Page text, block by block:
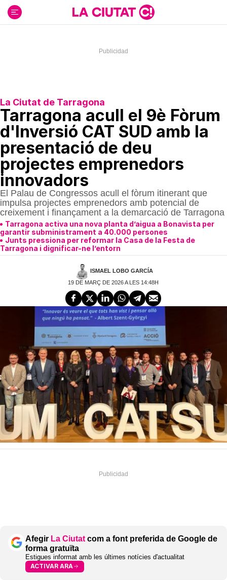
contenido
La Ciutat de Tarragona
Tarragona acull el 9è Fòrum
d'Inversió CAT SUD amb la
presentació de deu
projectes emprenedors
innovadors
El Palau de Congressos acull el fòrum itinerant que
impulsa projectes emprenedors amb potencial de
creixement i finançament a la demarcació de Tarragona
Tarragona activa una nova planta d’aigua a Bonavista per
garantir subministrament a 40.000 persones
Junts pressiona per reformar la Casa de la Festa de
Tarragona i dignificar-ne l’entorn
ISMAEL LOBO GARCÍA
19 DE MARÇ DE 2026 A LES 14:48H
Afegir La Ciutat com a font preferida de Google de
forma gratuïta
Estigues informat amb les últimes notícies d'actualitat
ACTIVAR ARA